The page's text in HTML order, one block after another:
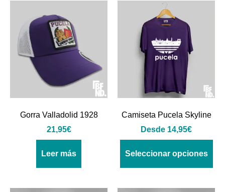
Gorra Valladolid 1928
21,95€
Leer más
Camiseta Pucela Skyline
Desde 14,95€
Seleccionar opciones